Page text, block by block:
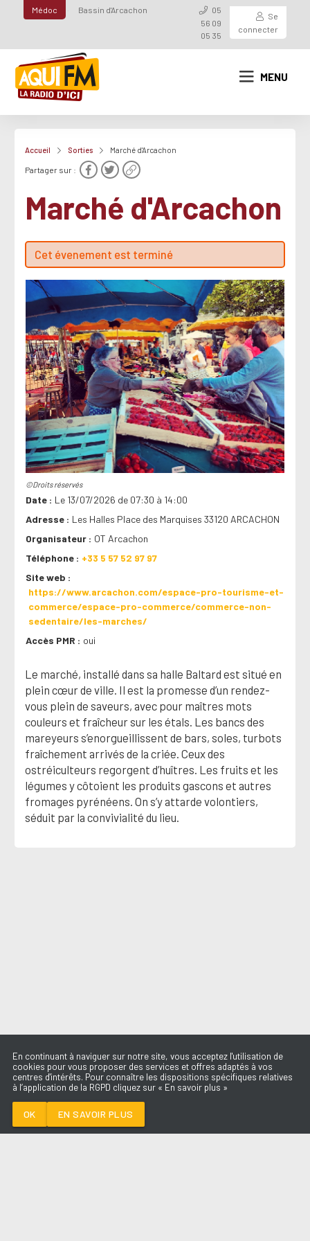
Médoc Bassin d'Arcachon
05
56 09
05 35
Se
connecter
MENU
Accueil Sorties Marché d'Arcachon
Partager sur :
Marché d'Arcachon
Cet évenement est terminé
©Droits réservés
Date
Le 13/07/2026 de 07:30 à 14:00
Adresse
Les Halles Place des Marquises 33120 ARCACHON
Organisateur
OT Arcachon
Téléphone
+33 5 57 52 97 97
Site web
https://www.arcachon.com/espace-pro-tourisme-et-
commerce/espace-pro-commerce/commerce-non-
sedentaire/les-marches/
Accès PMR
oui
Le marché, installé dans sa halle Baltard est situé en
plein cœur de ville. Il est la promesse d’un rendez-
vous plein de saveurs, avec pour maîtres mots
couleurs et fraîcheur sur les étals. Les bancs des
mareyeurs s’enorgueillissent de bars, soles, turbots
fraîchement arrivés de la criée. Ceux des
ostréiculteurs regorgent d’huîtres. Les fruits et les
légumes y côtoient les produits gascons et autres
fromages pyrénéens. On s’y attarde volontiers,
séduit par la convivialité du lieu.
En continuant à naviguer sur notre site, vous acceptez l'utilisation de
cookies pour vous proposer des services et offres adaptés à vos
centres d'intérêts. Pour connaître les dispositions spécifiques relatives
à l’application de la RGPD cliquez sur « En savoir plus »
OK EN SAVOIR PLUS